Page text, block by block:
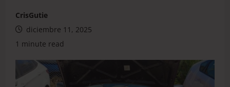
CrisGutie
diciembre 11, 2025
1 minute read